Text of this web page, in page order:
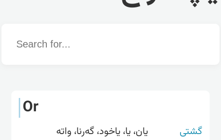
Word
Or
گشتی یان، یا، یاخود، گەرنا، واتە